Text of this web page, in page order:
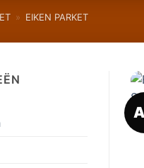
» EIKEN PARKET